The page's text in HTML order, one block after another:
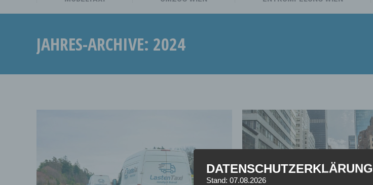
JAHRES-ARCHIVE: 2024
DATENSCHUTZERKLÄRUNG
Stand: 07.08.2026